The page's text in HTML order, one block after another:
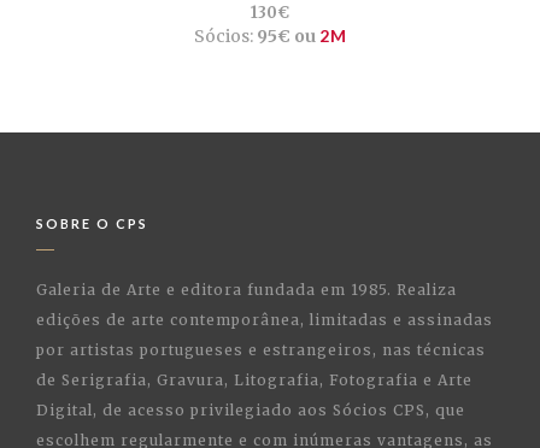
130€
Sócios:95€ ou 2M
SOBRE O CPS
Galeria de Arte e editora fundada em 1985. Realiza
edições de arte contemporânea, limitadas e assinadas
por artistas portugueses e estrangeiros, nas técnicas
de Serigrafia, Gravura, Litografia, Fotografia e Arte
Digital, de acesso privilegiado aos Sócios CPS, que
escolhem regularmente e com inúmeras vantagens, as